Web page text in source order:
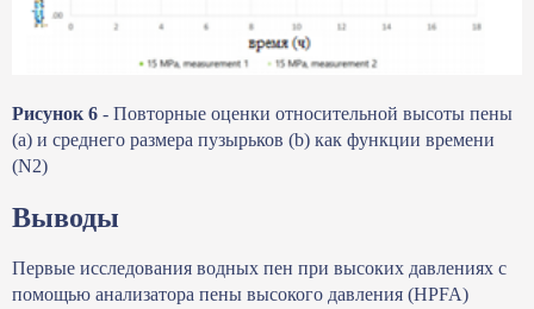
Рисунок 6 - Повторные оценки относительной высоты пены
(a) и среднего размера пузырьков (b) как функции времени
(N2)
Выводы
Первые исследования водных пен при высоких давлениях с
помощью анализатора пены высокого давления (HPFA)